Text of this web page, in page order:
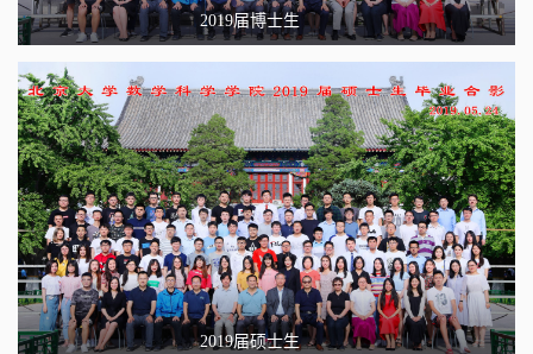
2019届博士生
2019届硕士生